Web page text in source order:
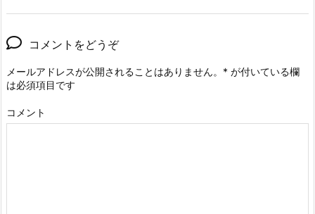
コメントをどうぞ
メールアドレスが公開されることはありません。 * が付いている欄
は必須項目です
コメント